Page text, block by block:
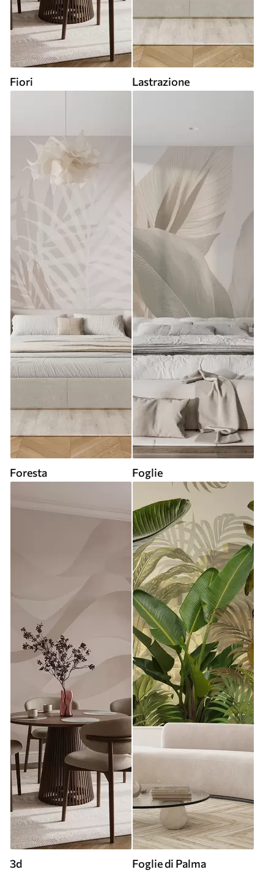
Fiori Lastrazione
Foresta Foglie
3d Foglie di Palma